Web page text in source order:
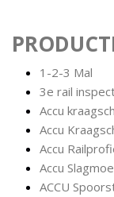
1-2-3 Mal
3e rail
Accu
Accu
ACCU